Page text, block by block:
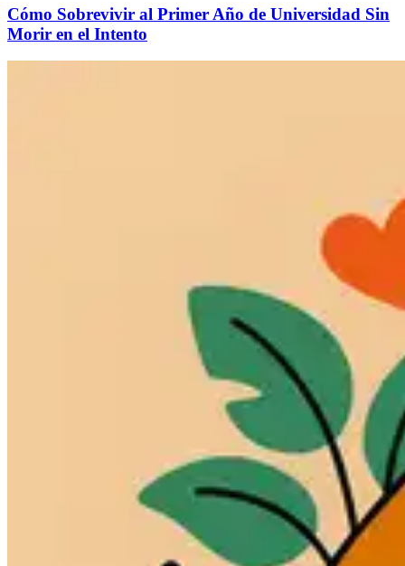
Cómo Sobrevivir al Primer Año de Universidad Sin
Morir en el Intento